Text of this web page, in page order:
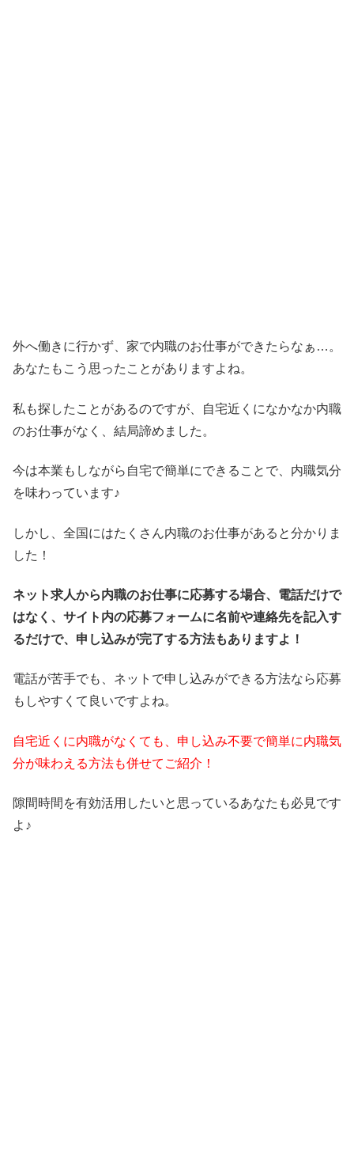
外へ働きに行かず、家で内職のお仕事ができたらなぁ…。
あなたもこう思ったことがありますよね。
私も探したことがあるのですが、自宅近くになかなか内職
のお仕事がなく、結局諦めました。
今は本業もしながら自宅で簡単にできることで、内職気分
を味わっています♪
しかし、全国にはたくさん内職のお仕事があると分かりま
した！
ネット求人から内職のお仕事に応募する場合、電話だけで
はなく、サイト内の応募フォームに名前や連絡先を記入す
るだけで、申し込みが完了する方法もありますよ！
電話が苦手でも、ネットで申し込みができる方法なら応募
もしやすくて良いですよね。
自宅近くに内職がなくても、申し込み不要で簡単に内職気
分が味わえる方法も併せてご紹介！
隙間時間を有効活用したいと思っているあなたも必見です
よ♪